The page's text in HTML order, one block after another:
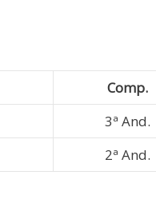
Comp.
3ª And.
2ª And.